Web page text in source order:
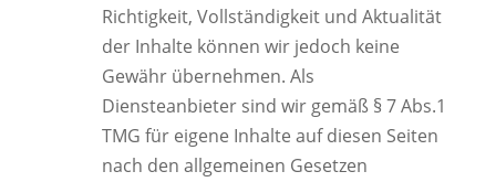
Richtigkeit, Vollständigkeit und Aktualität
der Inhalte können wir jedoch keine
Gewähr übernehmen. Als
Diensteanbieter sind wir gemäß § 7 Abs.1
TMG für eigene Inhalte auf diesen Seiten
nach den allgemeinen Gesetzen